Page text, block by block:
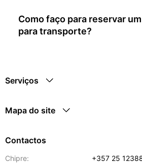
Como faço para reservar
para transporte?
Serviços
Mapa do site
Contactos
Chipre:
+357 25